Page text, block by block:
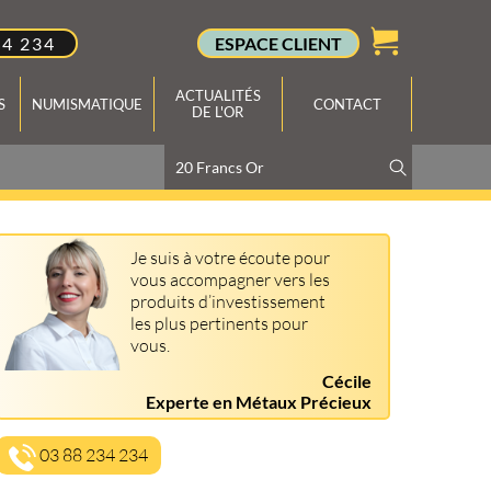
234 ESPACE CLIENT
NUMISMATIQUE
ACTUALITÉS
DE L'OR
CONTACT
Je suis à votre écoute pour
vous accompagner vers les
produits d’investissement
les plus pertinents pour
vous.
Cécile
Experte en Métaux Précieux
03 88 234 234